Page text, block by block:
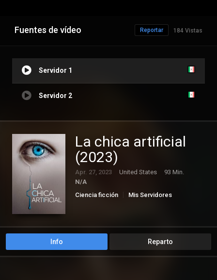
Fuentes de vídeo 184 Vistas
Reportar
Servidor 1
Servidor 2
La chica artificial
(2023)
Apr. 27, 2023 United States
93 Min.
N/A
Ciencia ficción
Mis Servidores
Info Reparto